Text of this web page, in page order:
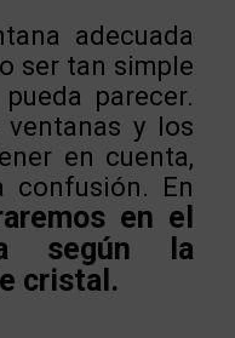
adecuada
ser tan simple
parecer.
y los
en cuenta,
confusión. En
en el
según la
cristal.